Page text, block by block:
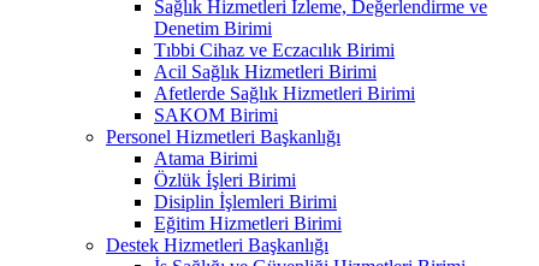
Sağlık Hizmetleri İzleme, Değerlendirme ve
Denetim Birimi
Tıbbi Cihaz ve Eczacılık Birimi
Acil Sağlık Hizmetleri Birimi
Afetlerde Sağlık Hizmetleri Birimi
SAKOM Birimi
Personel Hizmetleri Başkanlığı
Atama Birimi
Özlük İşleri Birimi
Disiplin İşlemleri Birimi
Eğitim Hizmetleri Birimi
Destek Hizmetleri Başkanlığı